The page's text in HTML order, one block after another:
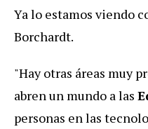
Ya lo estamos viendo
Borchardt.
"Hay otras áreas muy
abren un mundo a las
personas en las